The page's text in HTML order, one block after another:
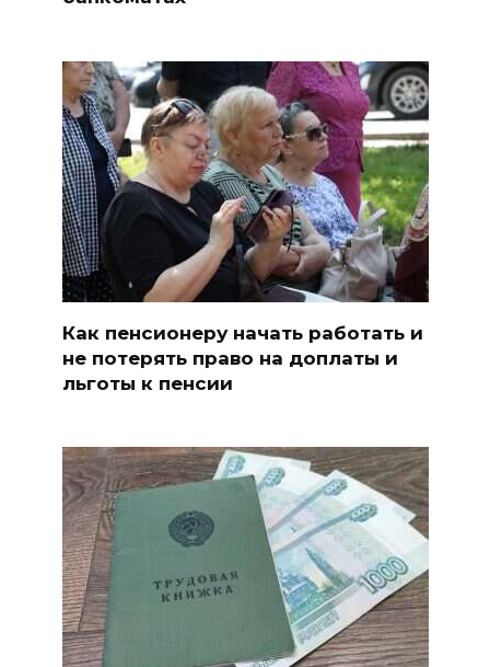
Как пенсионеру начать работать и
не потерять право на доплаты и
льготы к пенсии